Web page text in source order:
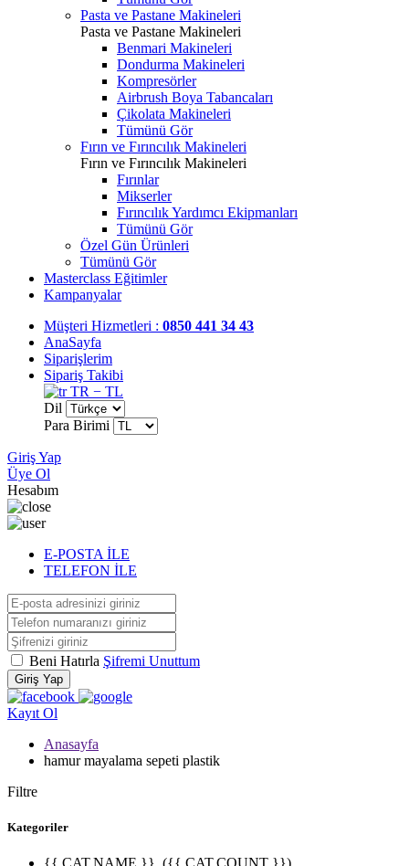
Pasta ve Pastane Makineleri
Pasta ve Pastane Makineleri
Benmari Makineleri
Dondurma Makineleri
Kompresörler
Airbrush Boya Tabancaları
Çikolata Makineleri
Tümünü Gör
Fırın ve Fırıncılık Makineleri
Fırın ve Fırıncılık Makineleri
Fırınlar
Mikserler
Fırıncılık Yardımcı Ekipmanları
Tümünü Gör
Özel Gün Ürünleri
Tümünü Gör
Masterclass Eğitimler
Kampanyalar
Müşteri Hizmetleri : 0850 441 34 43
AnaSayfa
Siparişlerim
Sipariş Takibi
TR − TL
Dil
Para Birimi
Giriş Yap
Üye Ol
Hesabım
E-POSTA İLE
TELEFON İLE
Beni Hatırla Şifremi Unuttum
Giriş Yap
Kayıt Ol
Anasayfa
hamur mayalama sepeti plastik
Filtre
Kategoriler